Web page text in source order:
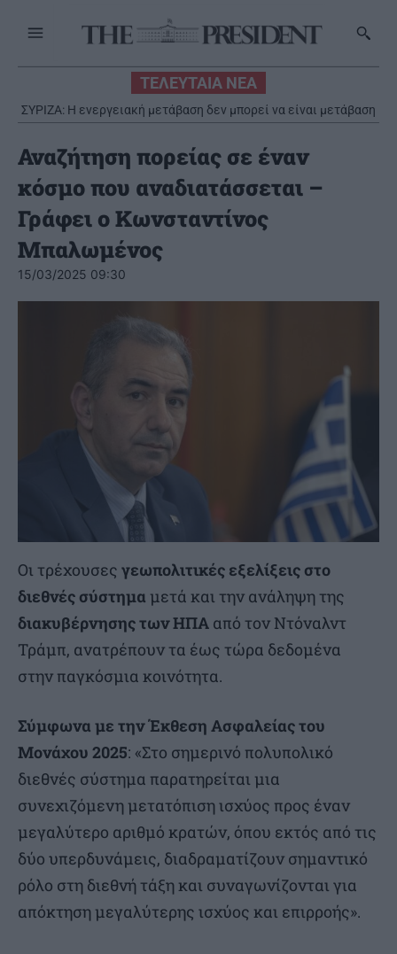
ΤΕΛΕΥΤΑΙΑ ΝΕΑ
ΣΥΡΙΖΑ: Η ενεργειακή μετάβαση δεν μπορεί να είναι μετάβαση
σε νέα υπερκέρδη για τα ολιγοπώλια
Αναζήτηση πορείας σε έναν
κόσμο που αναδιατάσσεται –
Γράφει ο Κωνσταντίνος
Μπαλωμένος
15/03/2025 09:30
Οι τρέχουσες γεωπολιτικές εξελίξεις στο
διεθνές σύστημα μετά και την ανάληψη της
διακυβέρνησηςτων ΗΠΑ από τον Ντόναλντ
Τράμπ, ανατρέπουν τα έως τώρα δεδομένα
στην παγκόσμια κοινότητα.
Σύμφωνα με την Έκθεση Ασφαλείας του
Μονάχου 2025: «Στο σημερινό πολυπολικό
διεθνές σύστημα παρατηρείται μια
συνεχιζόμενη μετατόπιση ισχύος προς έναν
μεγαλύτερο αριθμό κρατών, όπου εκτός από τις
δύο υπερδυνάμεις, διαδραματίζουν σημαντικό
ρόλο στη διεθνή τάξη και συναγωνίζονται για
απόκτηση μεγαλύτερης ισχύος και επιρροής».